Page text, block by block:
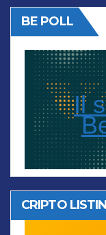
BE POLL
Il
CRIPTO